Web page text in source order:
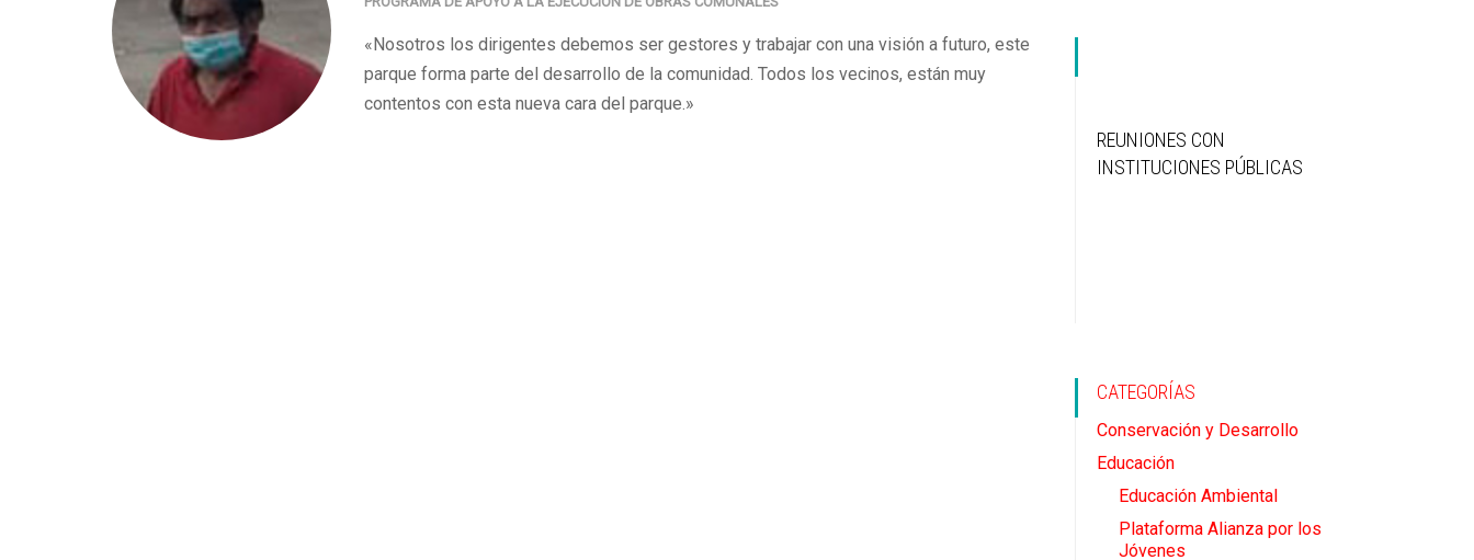
«Nosotros los dirigentes debemos ser gestores y trabajar con una visión a futuro, este
parque forma parte del desarrollo de la comunidad. Todos los vecinos, están muy
contentos con esta nueva cara del parque.»
REUNIONES CON
INSTITUCIONES PÚBLICAS
CATEGORÍAS
Conservación y Desarrollo
Educación
Educación Ambiental
Plataforma Alianza por los
Jóvenes